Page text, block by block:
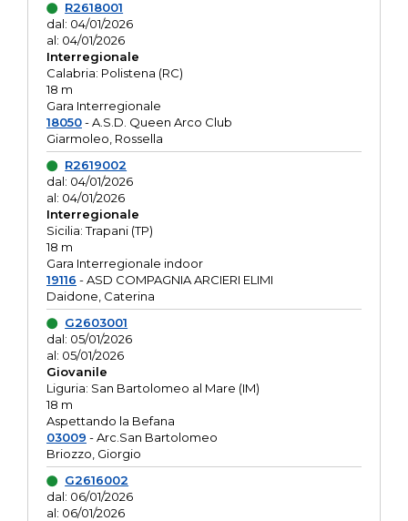
R2618001
dal: 04/01/2026
al: 04/01/2026
Interregionale
Calabria: Polistena (RC)
18 m
Gara Interregionale
18050- A.S.D. Queen Arco Club
Giarmoleo, Rossella
R2619002
dal: 04/01/2026
al: 04/01/2026
Interregionale
Sicilia: Trapani (TP)
18 m
Gara Interregionale indoor
19116 - ASD COMPAGNIA ARCIERI ELIMI
Daidone, Caterina
G2603001
dal: 05/01/2026
al: 05/01/2026
Giovanile
Liguria: San Bartolomeo al Mare (IM)
18 m
Aspettando la Befana
03009 - Arc.San Bartolomeo
Briozzo, Giorgio
G2616002
dal: 06/01/2026
al: 06/01/2026